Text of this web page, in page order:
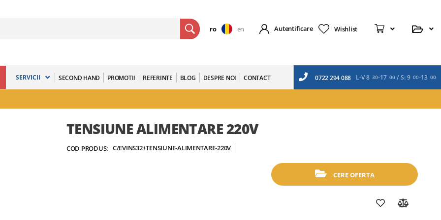
ro en Autentificare Wishlist
SERVICII SECOND HAND PROMOTII REFERINTE BLOG DESPRE NOI CONTACT 0722 294 088 L-V 8 30-17 00 / S: 9 00-13 00
TENSIUNE ALIMENTARE 220V
COD PRODUS: C/EVINS32+TENSIUNE-ALIMENTARE-220V
CERE OFERTA